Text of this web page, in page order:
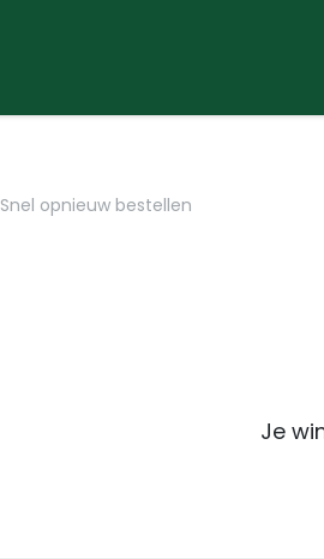
Snel opnieuw bestellen
Je